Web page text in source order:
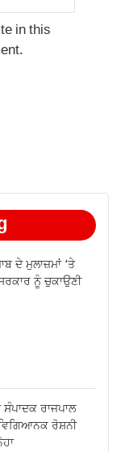
in this
ਦੇ ਮੁਲਾਜ਼ਮਾਂ ‘ਤੇ
ਨੂੰ ਚੁਕਾਉਣੀ
ਰਾਜਪਾਲ
ਰੋਸ਼ਨੀ